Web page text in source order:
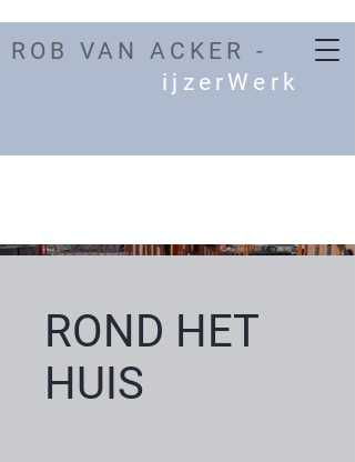
ROB VAN ACKER -
ijzerWerk
ROND HET
HUIS